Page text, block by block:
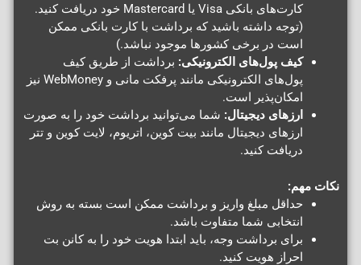
کارت‌های بانکی Visa یا Mastercard خود دریافت کنید.
(توجه داشته باشید که برداشت با کارت بانکی ممکن
است در برخی کشورها موجود نباشد.)
کیف پول‌های الکترونیکی: برداشت از طریق کیف
پول‌های الکترونیکی مانند پرفکت مانی و WebMoney نیز
امکان‌پذیر است.
ارزهای دیجیتال: شما می‌توانید برداشت خود را به صورت
ارزهای دیجیتال مانند بیت کوین، اتریوم، لایت کوین و تتر
دریافت کنید.
نکات مهم:
حداقل مبلغ واریز و برداشت ممکن است بسته به روش
انتخابی شما متفاوت باشد.
برای برداشت وجه، باید ابتدا هویت خود را به کانن بت
احراز هویت کنید.